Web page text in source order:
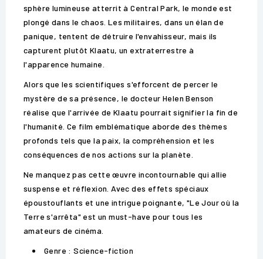
sphère lumineuse atterrit à Central Park, le monde est
plongé dans le chaos. Les militaires, dans un élan de
panique, tentent de détruire l'envahisseur, mais ils
capturent plutôt Klaatu, un extraterrestre à
l'apparence humaine.
Alors que les scientifiques s'efforcent de percer le
mystère de sa présence, le docteur Helen Benson
réalise que l'arrivée de Klaatu pourrait signifier la fin de
l'humanité. Ce film emblématique aborde des thèmes
profonds tels que la paix, la compréhension et les
conséquences de nos actions sur la planète.
Ne manquez pas cette œuvre incontournable qui allie
suspense et réflexion. Avec des effets spéciaux
époustouflants et une intrigue poignante, "Le Jour où la
Terre s'arrêta" est un must-have pour tous les
amateurs de cinéma.
Genre : Science-fiction